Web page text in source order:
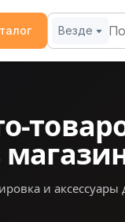
Везде
и аксессуары